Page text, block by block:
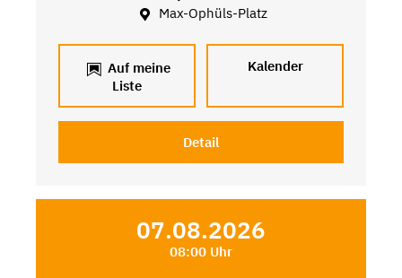
Max-Ophüls-Platz
Auf meine
Liste
Kalender
Detail
07.08.2026
08:00 Uhr